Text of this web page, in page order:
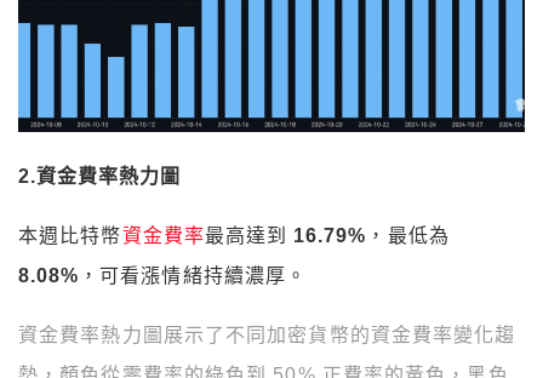
8.08%，可看漲情緒持續濃厚。
資金費率熱力圖展示了不同加密貨幣的資金費率變化趨
勢，顏色從零費率的綠色到 50% 正費率的黃色，黑色
則代表負費率；白色 K 線圖則顯示比特幣價格波動，與
資金費率形成對比。